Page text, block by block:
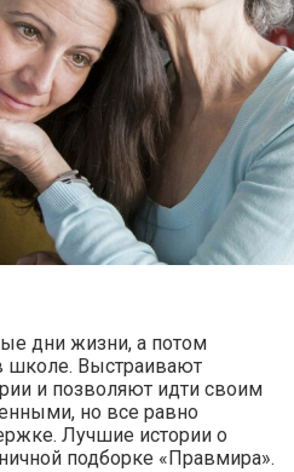
дни жизни, а потом
школе. Выстраивают
и позволяют идти своим
но все равно
Лучшие истории о
подборке «Правмира».